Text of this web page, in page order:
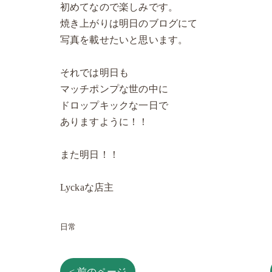
初めてなので楽しみです。
焼き上がりは明日のブログにて
写真を載せたいと思います。
それでは明日も
マッチポンプな世の中に
ドロップキックな一日で
ありますように！！
また明日！！
Lyckaな店主
日常